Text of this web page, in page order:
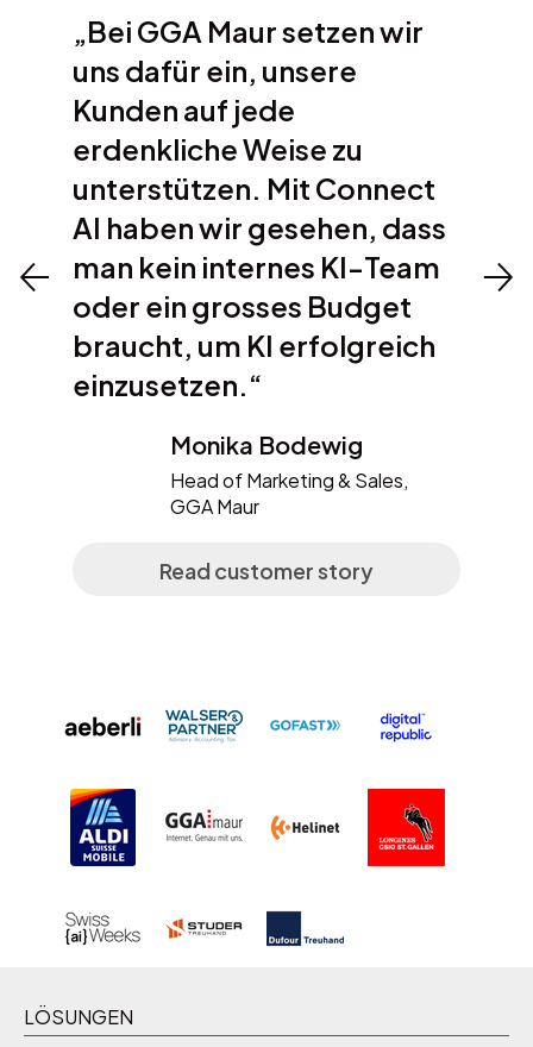
LÖSUNGEN
„Bei GGA Maur setzen wir
uns dafür ein, unsere
Kunden auf jede
erdenkliche Weise zu
unterstützen. Mit Connect
AI haben wir gesehen, dass
man kein internes KI-Team
oder ein grosses Budget
braucht, um KI erfolgreich
einzusetzen.“
Monika Bodewig
Head of Marketing & Sales,
GGA Maur
Read customer story